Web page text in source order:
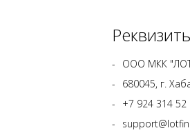
ООО МКК
680045, г.
+7 924 314